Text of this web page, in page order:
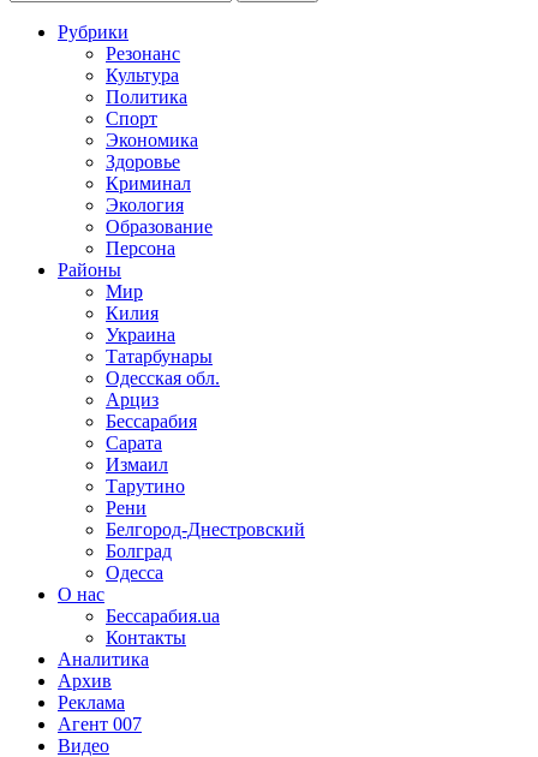
Рубрики
Резонанс
Культура
Политика
Спорт
Экономика
Здоровье
Криминал
Экология
Образование
Персона
Районы
Мир
Килия
Украина
Татарбунары
Одесская обл.
Арциз
Бессарабия
Сарата
Измаил
Тарутино
Рени
Белгород-Днестровский
Болград
Одесса
О нас
Бессарабия.ua
Контакты
Аналитика
Архив
Реклама
Агент 007
Видео